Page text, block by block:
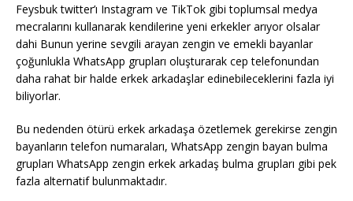
Feysbuk twitter’ı Instagram ve TikTok gibi toplumsal medya
mecralarını kullanarak kendilerine yeni erkekler arıyor olsalar
dahi Bunun yerine sevgili arayan zengin ve emekli bayanlar
çoğunlukla WhatsApp grupları oluşturarak cep telefonundan
daha rahat bir halde erkek arkadaşlar edinebileceklerini fazla iyi
biliyorlar.
Bu nedenden ötürü erkek arkadaşa özetlemek gerekirse zengin
bayanların telefon numaraları, WhatsApp zengin bayan bulma
grupları WhatsApp zengin erkek arkadaş bulma grupları gibi pek
fazla alternatif bulunmaktadır.